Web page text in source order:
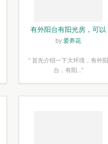
有外阳台有阳光房，可以
露养！为了肉肉，任性又
by 爱养花
“ 首先介绍一下大环境，有外阳
台，有阳...”